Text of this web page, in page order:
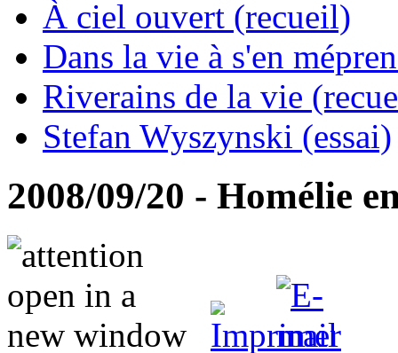
À ciel ouvert (recueil)
Dans la vie à s'en
Riverains de la vie
Stefan Wyszynski (essai)
2008/09/20 - Homélie